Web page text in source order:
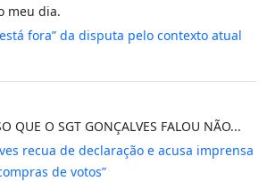
meu dia.
fora” da disputa pelo contexto atual
QUE O SGT GONÇALVES FALOU NÃO...
recua de declaração e acusa imprensa
de votos”